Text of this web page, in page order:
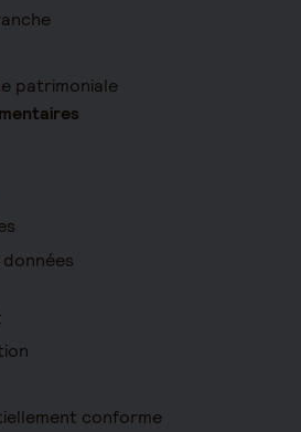
patrimoniale
conforme